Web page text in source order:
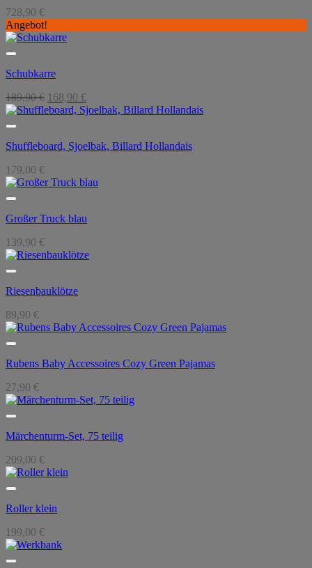
728,90 €
Angebot!
Schubkarre
189,90€ Ursprünglicher
Preis
168,90 €Aktueller
Preis
Shuffleboard, Sjoelbak, Billard Hollandais
179,00 €
Großer Truck blau
139,90 €
Riesenbauklötze
89,90 €
Rubens Baby Accessoires Cozy Green Pajamas
27,90 €
Märchenturm-Set, 75 teilig
209,00 €
Roller klein
199,00 €